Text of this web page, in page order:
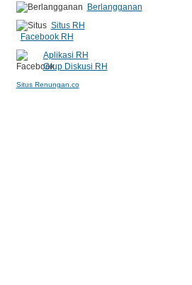
Berlangganan
Situs RH
Facebook RH
Aplikasi RH
Grup Diskusi RH
Situs Renungan.co